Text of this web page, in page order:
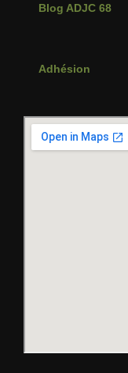
Blog ADJC 68
Adhésion